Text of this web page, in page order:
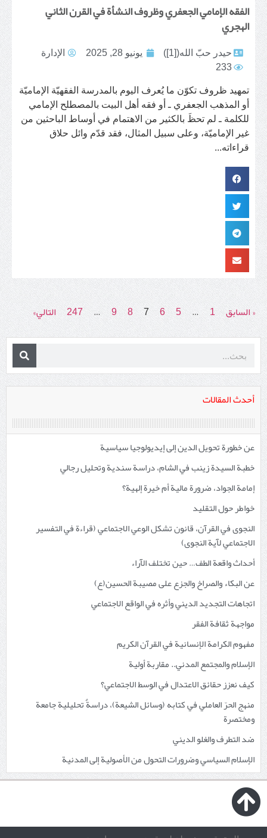
أحدث المقالات
عن خطورة تحويل الدين إلى إيديولوجيا سياسية
خطبة السيدة زينب في الشام، دراسة سندية وتحليل رجالي
إمامة الجواد، ضرورة مالية أم خيرة إلهية؟
خواطر حول التقليد
النجوى في القرآن، قانون تشكل الوعي الاجتماعي (قراءة في التفسير
الاجتماعي لآية النجوى)
أحداث واقعة الطف… حين تختلف الآراء
عن البكاء والصراخ والجزع على مصيبة الحسين(ع)
اتجاهات التجديد الديني وأثره في الواقع الاجتماعي
مواجهة ثقافة الفقر
مفهوم الكرامة الإنسانية في القرآن الكريم
الإسلام والمجتمع المدني.. مقاربة أولية
كيف نعزز حقائق الاعتدال في الوسط الاجتماعي؟
منهج الحرّ العاملي في كتابه (وسائل الشيعة)، دراسةٌ تحليلية جامعة
ومختصرة
ضد التطرف والغلو الديني
الإسلام السياسي وضرورات التحول من الأصولية إلى المدنية
الفقه الإمامي الجعفري وظروف النشأة في القرن الثاني
الهجري
حيدر حبّ الله([1]) يونيو 28, 2025
الإدارة
233
تمهيد ظروف تكوّن ما يُعرف اليوم بالمدرسة الفقهيّة الإماميّة
أو المذهب الجعفري ـ أو فقه أهل البيت بالمصطلح الإمامي
للكلمة ـ لم تحظَ بالكثير من الاهتمام في أوساط الباحثين من
غير الإماميّة، وعلى سبيل المثال، فقد قدّم وائل حلاق
قراءاته...
« السابق 1
…
5
6
7
8
9
…
247 التالي»